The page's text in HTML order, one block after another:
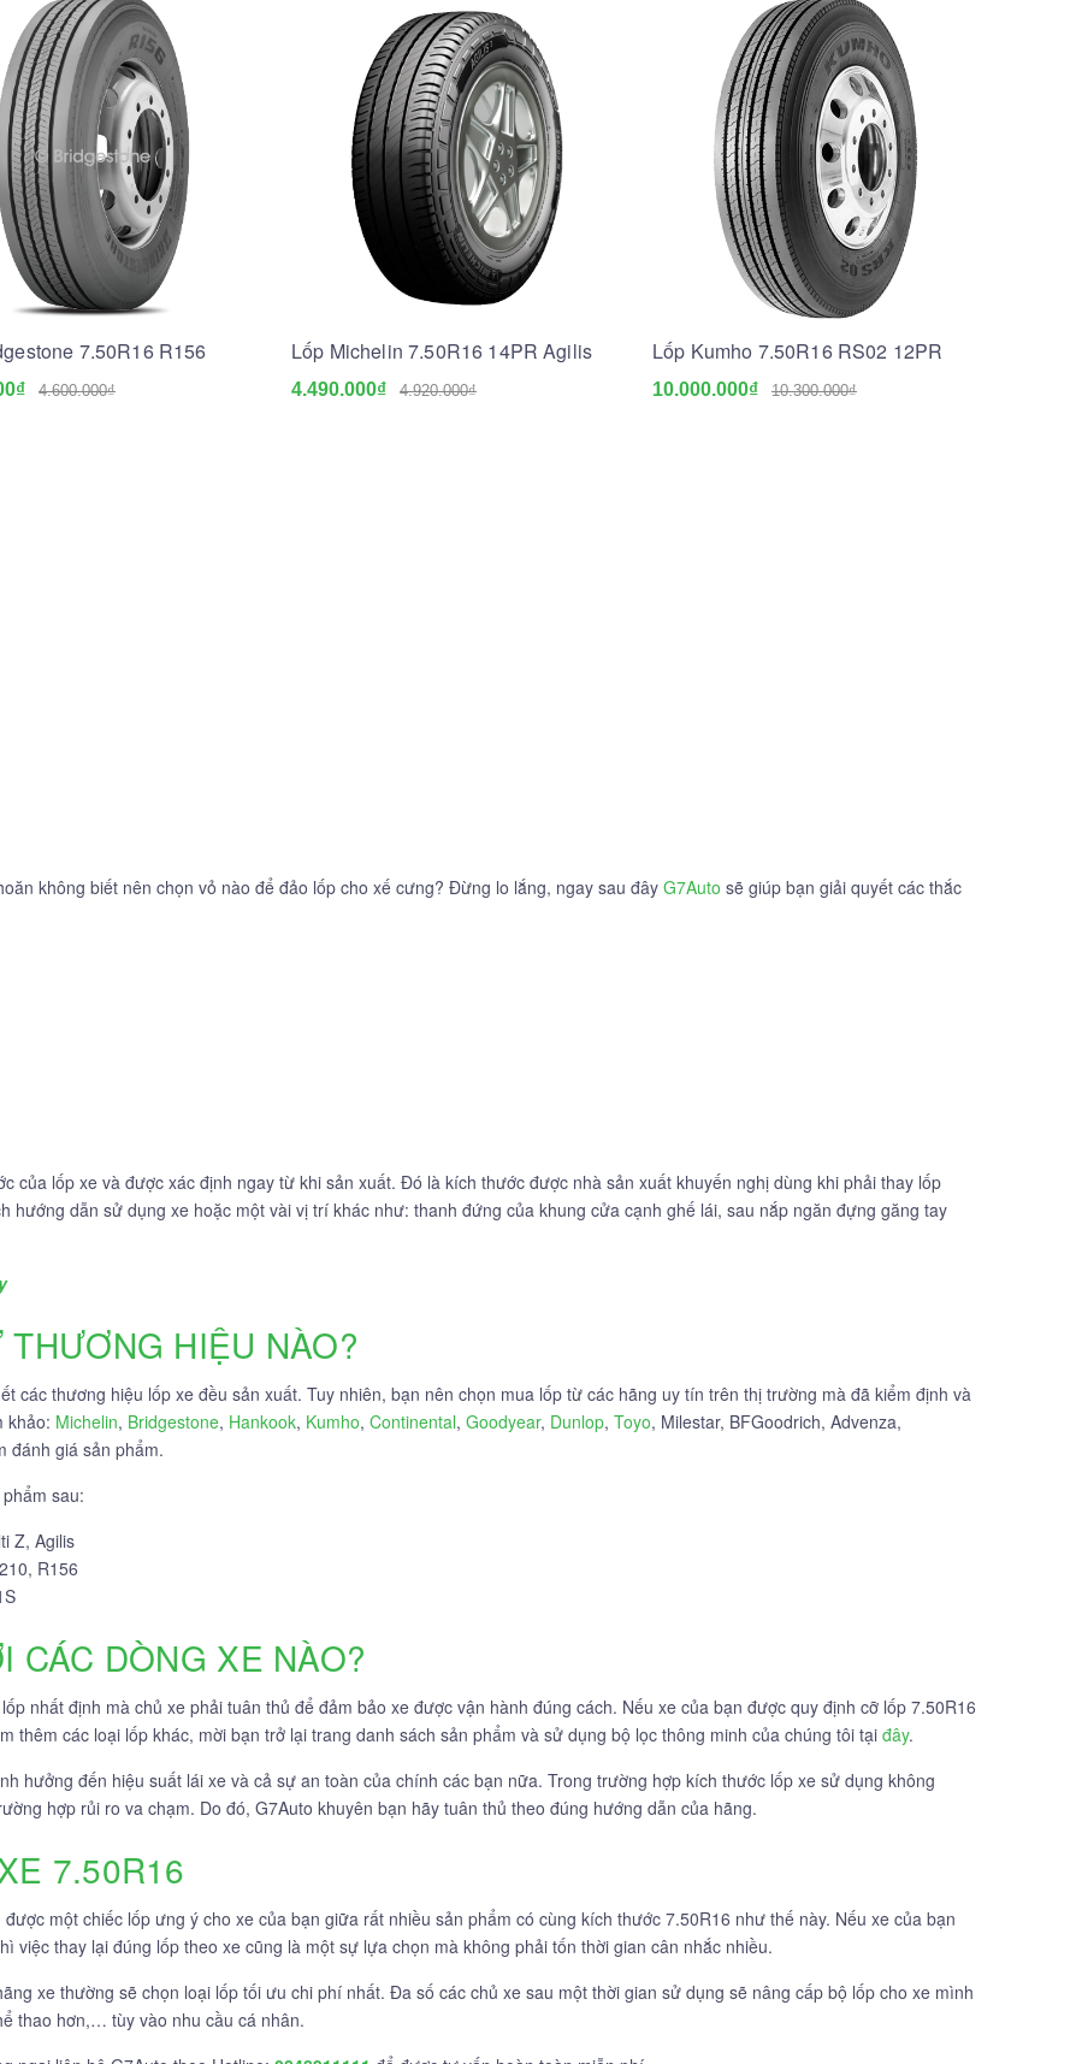
7.50R16 R156
4.600.000₫
Lốp Michelin 7.50R16 14PR Agilis
4.490.000₫ 4.920.000₫
Lốp Kumho 7.50R16 RS02 12PR
10.000.000₫ 10.300.000₫
không biết nên chọn vỏ nào để đảo lốp cho xế cưng? Đừng lo lắng, ngay sau đây G7Auto sẽ giúp bạn giải quyết các thắc
của lốp xe và được xác định ngay từ khi sản xuất. Đó là kích thước được nhà sản xuất khuyến nghị dùng khi phải thay lốp
hướng dẫn sử dụng xe hoặc một vài vị trí khác như: thanh đứng của khung cửa cạnh ghế lái, sau nắp ngăn đựng găng tay
HIỆU NÀO?
các thương hiệu lốp xe đều sản xuất. Tuy nhiên, bạn nên chọn mua lốp từ các hãng uy tín trên thị trường mà đã kiểm định và
khảo: Michelin, Bridgestone, Hankook, Kumho, Continental, Goodyear, Dunlop, Toyo, Milestar, BFGoodrich, Advenza,
đánh giá sản phẩm.
sau:
Z, Agilis
R156
CÁC DÒNG XE NÀO?
nhất định mà chủ xe phải tuân thủ để đảm bảo xe được vận hành đúng cách. Nếu xe của bạn được quy định cỡ lốp 7.50R16
thêm các loại lốp khác, mời bạn trở lại trang danh sách sản phẩm và sử dụng bộ lọc thông minh của chúng tôi tại đây.
hưởng đến hiệu suất lái xe và cả sự an toàn của chính các bạn nữa. Trong trường hợp kích thước lốp xe sử dụng không
hợp rủi ro va chạm. Do đó, G7Auto khuyên bạn hãy tuân thủ theo đúng hướng dẫn của hãng.
7.50R16
một chiếc lốp ưng ý cho xe của bạn giữa rất nhiều sản phẩm có cùng kích thước 7.50R16 như thế này. Nếu xe của bạn
việc thay lại đúng lốp theo xe cũng là một sự lựa chọn mà không phải tốn thời gian cân nhắc nhiều.
xe thường sẽ chọn loại lốp tối ưu chi phí nhất. Đa số các chủ xe sau một thời gian sử dụng sẽ nâng cấp bộ lốp cho xe mình
thao hơn,… tùy vào nhu cầu cá nhân.